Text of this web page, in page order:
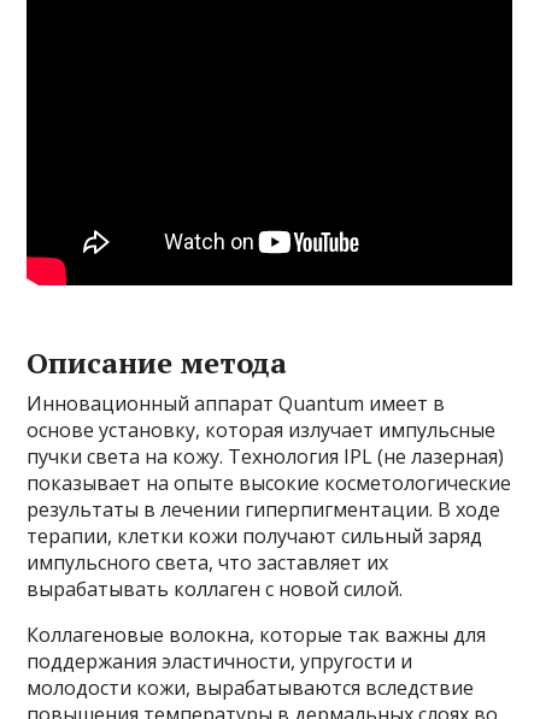
Описание метода
Инновационный аппарат Quantum имеет в
основе установку, которая излучает импульсные
пучки света на кожу. Технология IPL (не лазерная)
показывает на опыте высокие косметологические
результаты в лечении гиперпигментации. В ходе
терапии, клетки кожи получают сильный заряд
импульсного света, что заставляет их
вырабатывать коллаген с новой силой.
Коллагеновые волокна, которые так важны для
поддержания эластичности, упругости и
молодости кожи, вырабатываются вследствие